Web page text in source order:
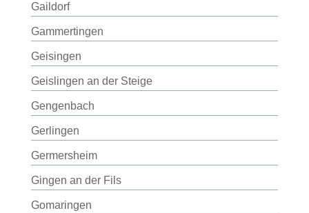
Gaildorf
Gammertingen
Geisingen
Geislingen an der Steige
Gengenbach
Gerlingen
Germersheim
Gingen an der Fils
Gomaringen